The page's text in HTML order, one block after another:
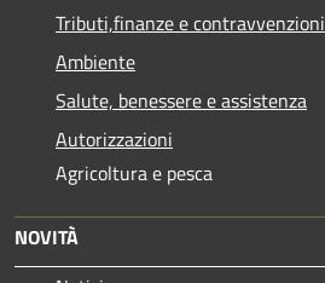
Tributi,finanze e contravvenzioni
Ambiente
Salute, benessere e assistenza
Autorizzazioni
Agricoltura e pesca
NOVITÀ